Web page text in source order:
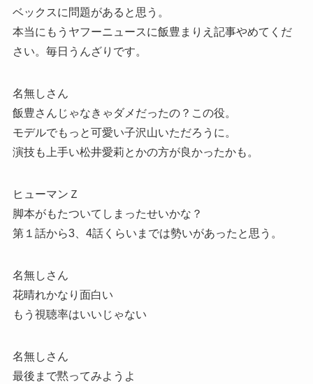
ベックスに問題があると思う。
本当にもうヤフーニュースに飯豊まりえ記事やめてくだ
さい。毎日うんざりです。
名無しさん
飯豊さんじゃなきゃダメだったの？この役。
モデルでもっと可愛い子沢山いただろうに。
演技も上手い松井愛莉とかの方が良かったかも。
ヒューマンＺ
脚本がもたついてしまったせいかな？
第１話から3、4話くらいまでは勢いがあったと思う。
名無しさん
花晴れかなり面白い
もう視聴率はいいじゃない
名無しさん
最後まで黙ってみようよ